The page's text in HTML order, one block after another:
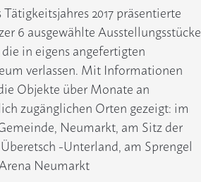
2017 präsentierte
6 ausgewählte Ausstellungsstücke
in eigens angefertigten
verlassen. Mit Informationen
Objekte über Monate an
zugänglichen Orten gezeigt: im
Neumarkt, am Sitz der
-Unterland, am Sprengel
Neumarkt